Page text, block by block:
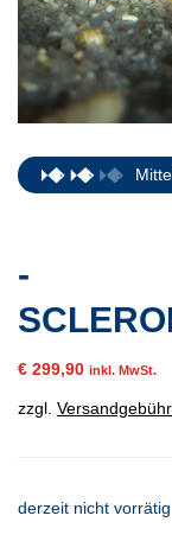
-
€ 299,90 inkl. MwSt.
zzgl.
derzeit nicht vorrätig